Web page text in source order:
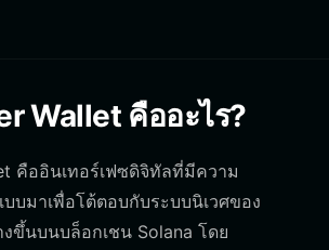
Wallet คืออะไร?
คืออินเทอร์เฟซดิจิทัลที่มีความ
บมาเพื่อโต้ตอบกับระบบนิเวศของ
ขึ้นบนบล็อกเชน Solana โดย